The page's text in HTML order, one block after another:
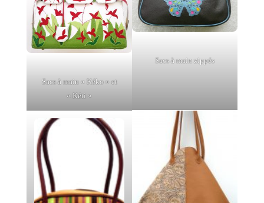
Sacs à main « Kéko » et
« Kéti »
Sacs à main zippés